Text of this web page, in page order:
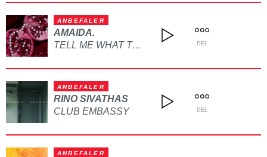
ANBEFALER
AMAIDA.
TELL ME WHAT TO DO DEL
ANBEFALER
RINO SIVATHAS
CLUB EMBASSY
DEL
ANBEFALER